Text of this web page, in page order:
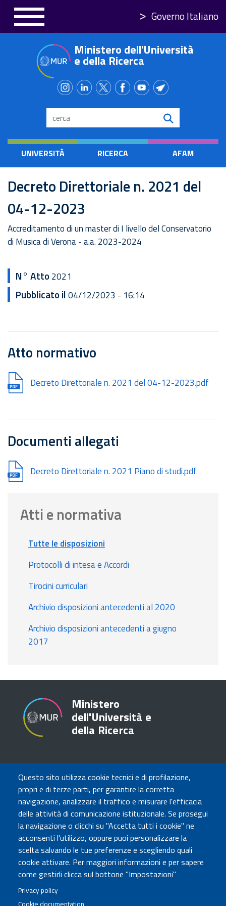
principale
Governo Italiano
Questo sito utilizza cookie tecnici e di profilazione,
propri e di terze parti, per garantire la corretta
navigazione, analizzare il traffico e misurare l'efficacia
delle attività di comunicazione istituzionale. Se prosegui
la navigazione o clicchi su "Accetta tutti i cookie" ne
acconsenti l'utilizzo, oppure puoi personalizzare la
scelta salvando le tue preferenze e scegliendo quali
cookie attivare. Per maggiori informazioni e per sapere
come gestirli clicca sul bottone "Impostazioni"
Privacy policy
Cookie documentation
Ministero dell'Università
e della Ricerca
Search
UNIVERSITÀ RICERCA AFAM
Decreto Direttoriale n. 2021 del
04-12-2023
Accreditamento di un master di I livello del Conservatorio
di Musica di Verona - a.a. 2023-2024
N° Atto 2021
Pubblicato il04/12/2023 - 16:14
Atto normativo
Document
Decreto Direttoriale n. 2021 del 04-12-2023.pdf
Documenti allegati
Document
Decreto Direttoriale n. 2021 Piano di studi.pdf
Atti e normativa
Tutte le disposizioni
Protocolli di intesa e Accordi
Tirocini curriculari
Archivio disposizioni antecedenti al 2020
Archivio disposizioni antecedenti a giugno
2017
Ministero
dell'Università e
della Ricerca
TRASPARENZA
Amministrazione Trasparente
Atti di notifica
Albo online
Concorsi
COMUNICA CON NOI
Urp
Posta elettronica certificata
Sedi e contatti